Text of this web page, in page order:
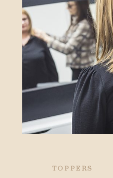
TOPPERS